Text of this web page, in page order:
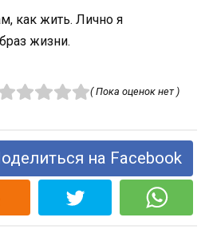
как жить. Лично я
жизни.
( Пока оценок нет )
на Facebook